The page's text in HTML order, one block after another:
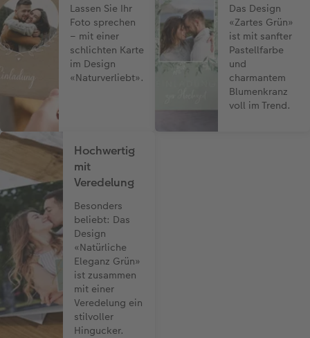
Lassen Sie Ihr
Foto sprechen
– mit einer
schlichten Karte
im Design
«Naturverliebt».
Das Design
«Zartes Grün»
ist mit sanfter
Pastellfarbe
und
charmantem
Blumenkranz
voll im Trend.
Hochwertig
mit
Veredelung
Besonders
beliebt: Das
Design
«Natürliche
Eleganz Grün»
ist zusammen
mit einer
Veredelung ein
stilvoller
Hingucker.